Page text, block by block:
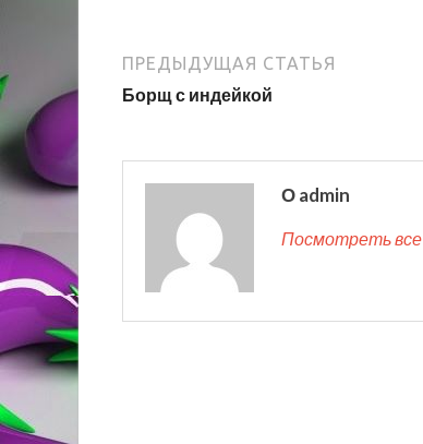
ПРЕДЫДУЩАЯ СТАТЬЯ
Борщ с индейкой
О admin
Посмотреть все